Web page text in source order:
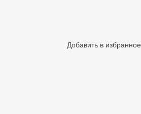
Добавить в избранное